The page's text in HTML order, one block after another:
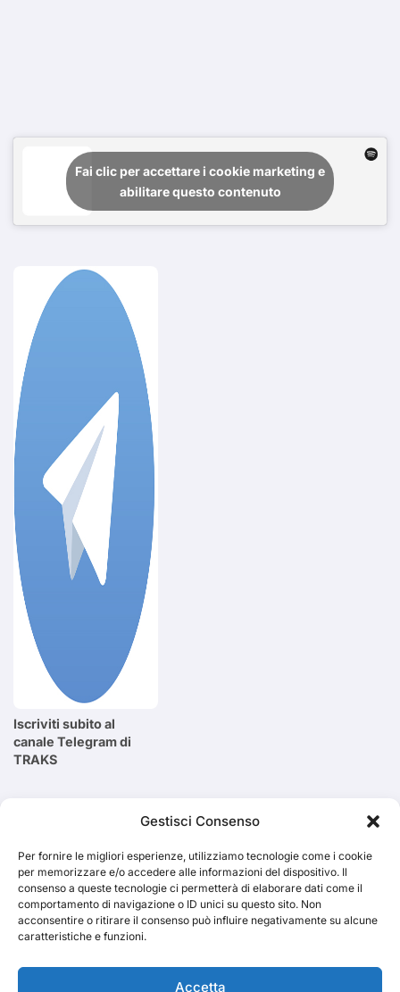
Gestisci Consenso
Per fornire le migliori esperienze, utilizziamo tecnologie come i cookie
per memorizzare e/o accedere alle informazioni del dispositivo. Il
consenso a queste tecnologie ci permetterà di elaborare dati come il
comportamento di navigazione o ID unici su questo sito. Non
acconsentire o ritirare il consenso può influire negativamente su alcune
caratteristiche e funzioni.
Accetta
Fai clic per accettare i cookie marketing e
abilitare questo contenuto
Iscriviti subito al
canale Telegram di
TRAKS
Cerca